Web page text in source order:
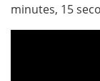
minutes, 15